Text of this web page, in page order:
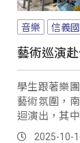
音樂 信義
藝術巡演
學生跟著樂
藝術氛圍，
迴演出，其
體驗現場樂團
2025-10-